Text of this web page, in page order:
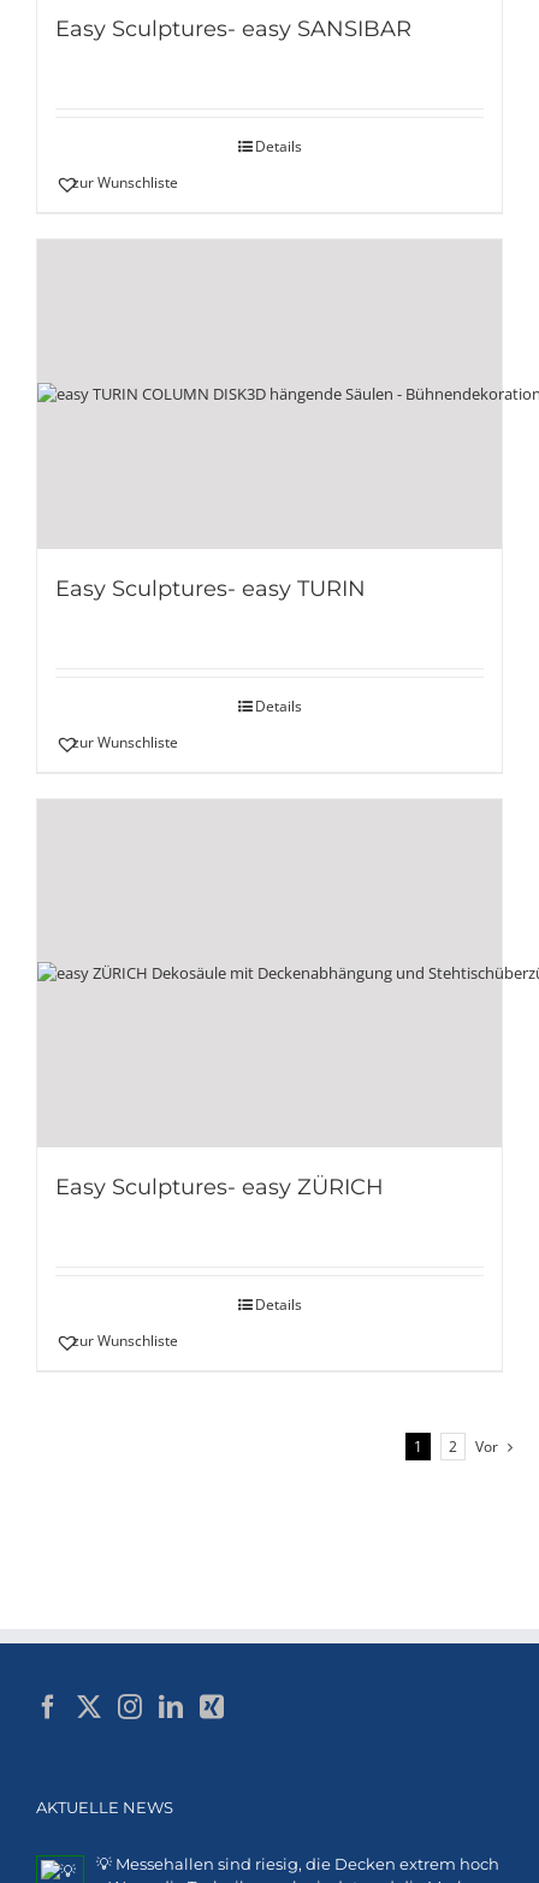
Easy Sculptures- easy SANSIBAR
Details
zur Wunschliste
Easy Sculptures- easy TURIN
Details
zur Wunschliste
Easy Sculptures- easy ZÜRICH
Details
zur Wunschliste
1 2 Vor
AKTUELLE NEWS
💡 Messehallen sind riesig, die Decken extrem hoch